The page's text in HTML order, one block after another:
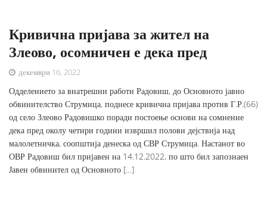
Кривична пријава за жител на
Злеово, осомничен е дека пред
декември 16, 2022
Одделението за внатрешни работи Радовиш, до Основното јавно
обвинителство Струмица, поднесе кривична пријава против Г.Р.(66)
од село Злеово Радовишко поради постоење основи на сомнение
дека пред околу четири години извршил полови дејствија над
малолетничка, соопштија денеска од СВР Струмица. Настанот во
ОВР Радовиш бил пријавен на 14.12.2022, по што бил запознаен
Јавен обвинител од Основното […]